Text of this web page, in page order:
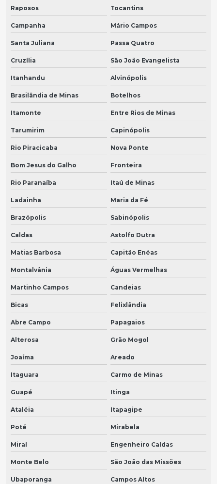
Raposos Tocantins
Campanha Mário Campos
Santa Juliana Passa Quatro
Cruzília São João Evangelista
Itanhandu Alvinópolis
Brasilândia de Minas Botelhos
Itamonte Entre Rios de Minas
Tarumirim Capinópolis
Rio Piracicaba Nova Ponte
Bom Jesus do Galho Fronteira
Rio Paranaíba Itaú de Minas
Ladainha Maria da Fé
Brazópolis Sabinópolis
Caldas Astolfo Dutra
Matias Barbosa Capitão Enéas
Montalvânia Águas Vermelhas
Martinho Campos Candeias
Bicas Felixlândia
Abre Campo Papagaios
Alterosa Grão Mogol
Joaíma Areado
Itaguara Carmo de Minas
Guapé Itinga
Ataléia Itapagipe
Poté Mirabela
Miraí Engenheiro Caldas
Monte Belo São João das Missões
Ubaporanga Campos Altos